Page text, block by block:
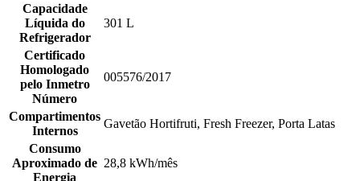
Capacidade
Líquida do
Refrigerador
301 L
Certificado
Homologado
pelo Inmetro
Número
005576/2017
Compartimentos
Internos
Gavetão Hortifruti, Fresh Freezer, Porta Latas
Consumo
Aproximado de
Energia
28,8 kWh/mês